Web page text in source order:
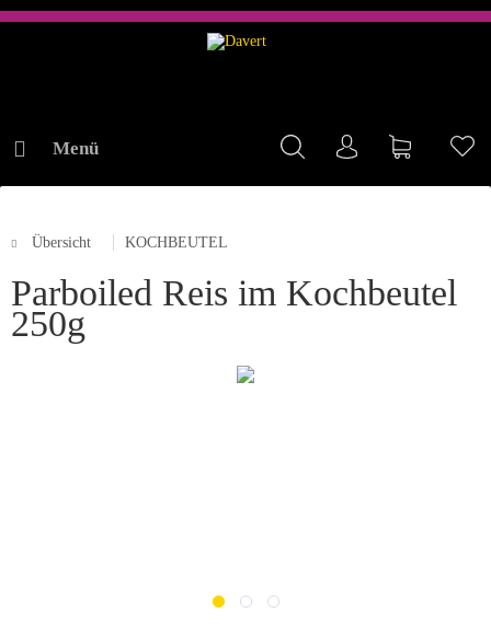
Menü Mein KontoWarenkorb
Übersicht KOCHBEUTEL
ONLINE-SHOP
Parboiled Reis im Kochbeutel
250g